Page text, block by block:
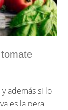
además si lo
es la pera